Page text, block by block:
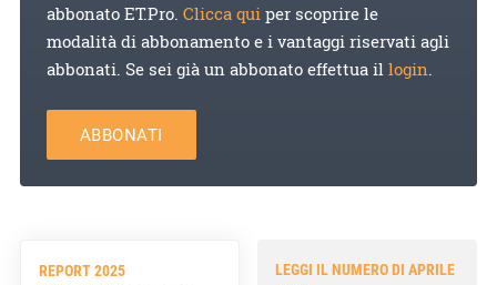
abbonato ET.Pro. Clicca quiper scoprire le
modalità di abbonamento e i vantaggi riservati agli
abbonati. Se sei già un abbonato effettua illogin.
ABBONATI
REPORT 2025
LEGGI IL NUMERO DI APRILE